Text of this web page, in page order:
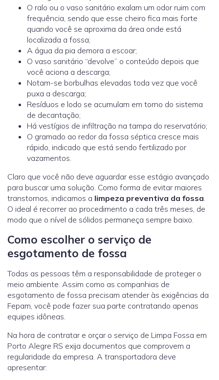
O ralo ou o vaso sanitário exalam um odor ruim com
frequência, sendo que esse cheiro fica mais forte
quando você se aproxima da área onde está
localizada a fossa;
A água da pia demora a escoar;
O vaso sanitário “devolve” o conteúdo depois que
você aciona a descarga;
Notam-se borbulhas elevadas toda vez que você
puxa a descarga;
Resíduos e lodo se acumulam em torno do sistema
de decantação;
Há vestígios de infiltração na tampa do reservatório;
O gramado ao redor da fossa séptica cresce mais
rápido, indicado que está sendo fertilizado por
vazamentos.
Claro que você não deve aguardar esse estágio avançado
para buscar uma solução. Como forma de evitar maiores
transtornos, indicamos a limpeza preventiva da fossa
O ideal é recorrer ao procedimento a cada três meses, de
modo que o nível de sólidos permaneça sempre baixo.
Como escolher o serviço de
esgotamento de fossa
Todas as pessoas têm a responsabilidade de proteger o
meio ambiente. Assim como as companhias de
esgotamento de fossa precisam atender às exigências da
Fepam, você pode fazer sua parte contratando apenas
equipes idôneas.
Na hora de contratar e orçar o serviço de Limpa Fossa em
Porto Alegre RS exija documentos que comprovem a
regularidade da empresa. A transportadora deve
apresentar: